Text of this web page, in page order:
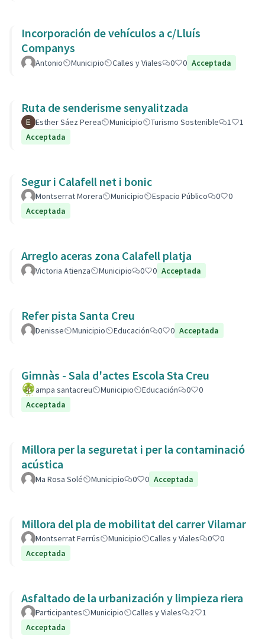
Incorporación de vehículos a c/Lluís
Companys
Antonio Municipio Calles y Viales 0 0 Acceptada
Ruta de senderisme senyalitzada
Esther Sáez Perea Municipio Turismo Sostenible 1
1
Acceptada
Segur i Calafell net i bonic
Montserrat Morera Municipio Espacio Público 0
0
Acceptada
Arreglo aceras zona Calafell platja
Victoria Atienza Municipio 0 0 Acceptada
Refer pista Santa Creu
Denisse Municipio Educación 0 0 Acceptada
Gimnàs - Sala d'actes Escola Sta Creu
ampa santacreu Municipio Educación 0
0
Acceptada
Millora per la seguretat i per la contaminació
acústica
Ma Rosa Solé Municipio 0 0 Acceptada
Millora del pla de mobilitat del carrer Vilamar
Montserrat Ferrús Municipio Calles y Viales 0
0
Acceptada
Asfaltado de la urbanización y limpieza riera
Participantes Municipio Calles y Viales 2
1
Acceptada